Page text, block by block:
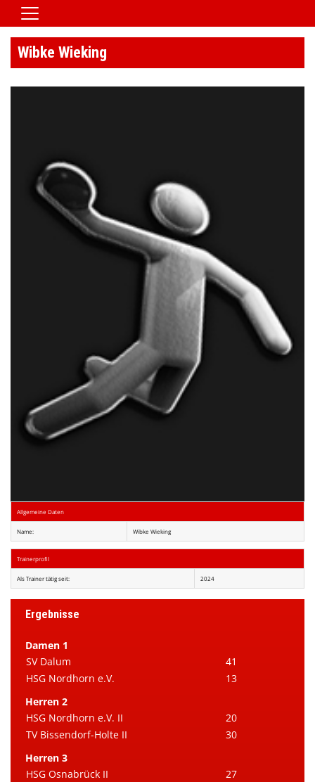
Home
Vereinsnews
Verein/Satzung
Downloads
Kontaktformular
Wibke Wieking
Allgemeine Daten
Name: Wibke Wieking
Trainerprofil
Als Trainer tätig seit: 2024
Ergebnisse
Damen 1
SV Dalum
41
HSG Nordhorn e.V.
13
Herren 2
HSG Nordhorn e.V. II
20
TV Bissendorf-Holte II
30
Herren 3
HSG Osnabrück II
27